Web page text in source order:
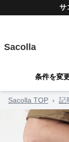
サ
Sacolla
条件を変
Sacolla TOP › 記